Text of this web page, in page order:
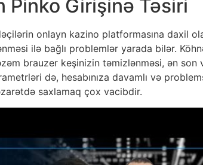
Pinko Girişinə Təsiri
onlayn kazino platformasına daxil
ilə bağlı problemlər yarada bilər.
brauzer keşinizin təmizlənməsi, ən son
də, hesabınıza davamlı və
saxlamaq çox vacibdir.